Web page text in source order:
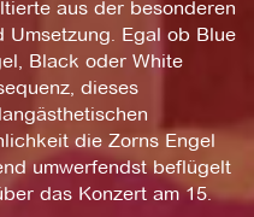
aus der besonderen
Umsetzung. Egal ob Blue
Black oder White
dieses
die Zorns Engel
umwerfendst beflügelt
das Konzert am 15.